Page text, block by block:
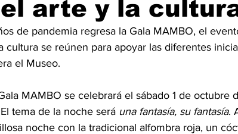
Logística
arte y la
de pandemia regresa la Gala MAMBO, el
cultura se reúnen para apoyar las diferentes
el Museo.
MAMBO se celebrará el sábado 1 de octubre
tema de la noche será una fantasía, su fantasía.
noche con la tradicional alfombra roja, un